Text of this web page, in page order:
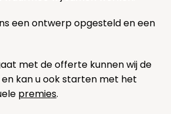
een ontwerp opgesteld en een
met de offerte kunnen wij de
kan u ook starten met het
premies.